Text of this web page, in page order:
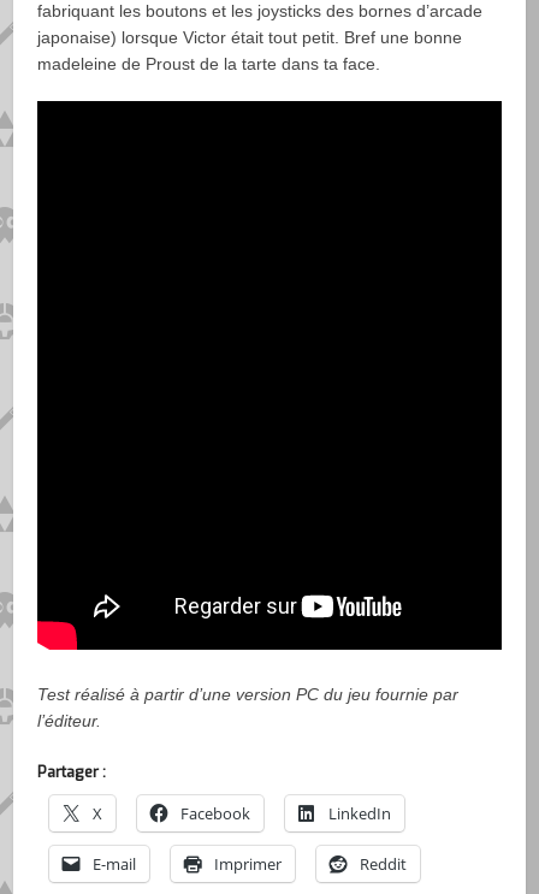
fabriquant les boutons et les joysticks des bornes d’arcade
japonaise) lorsque Victor était tout petit. Bref une bonne
madeleine de Proust de la tarte dans ta face.
Test réalisé à partir d’une version PC du jeu fournie par
l’éditeur.
Partager :
X Facebook LinkedIn
E-mail Imprimer Reddit